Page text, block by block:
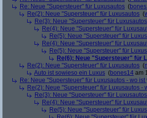
Re: Neue "Supersteuer" für Luxusautos (
Re(2): Neue "Supersteuer" für Luxusautos (
Re(3): Neue "Supersteuer" für Luxusautos
Re(4): Neue "Supersteuer" für
Re(5): Neue "Supersteuer" für
Re(4): Neue "Supersteuer" für
Re(5): Neue "Supersteuer" für
Re(6): Neue "Supersteuer" für
Re(2): Neue "Supersteuer" für Luxusautos (
Auto ist sowieso ein Luxus (bones14 am
Re: Neue "Supersteuer" für Luxusautos - wo ist
Re(2): Neue "Supersteuer" für Luxusautos -
Re(3): Neue "Supersteuer" für
Re(4): Neue "Supersteuer" für
Re(5): Neue "Supersteuer" für